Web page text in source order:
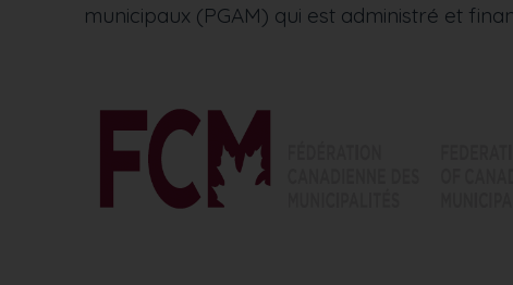
municipaux (PGAM) qui est administré et